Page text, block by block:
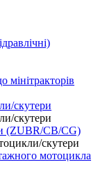
мінітракторів
скутери
скутери
(ZUBR/CB/CG)
скутери
мотоцикла